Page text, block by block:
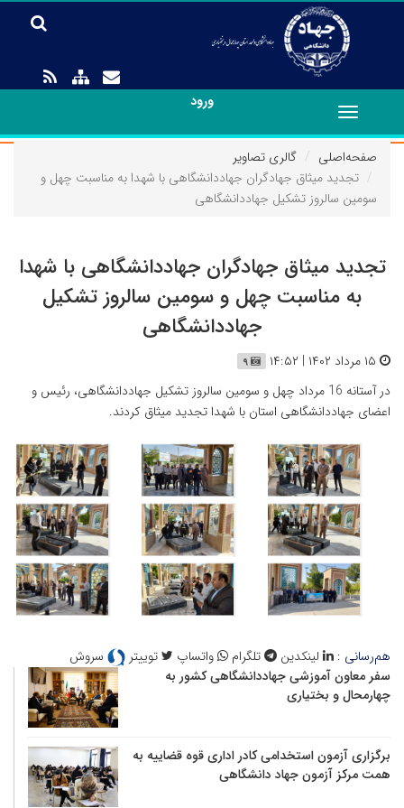
ورود
Toggle
navigation
صفحه‌اصلی
گالری تصاویر
تجدید میثاق جهادگران جهاددانشگاهی با شهدا به مناسبت چهل و
سومین سالروز تشکیل جهاددانشگاهی
تجدید میثاق جهادگران جهاددانشگاهی با شهدا
به مناسبت چهل و سومین سالروز تشکیل
جهاددانشگاهی
در آستانه 16 مرداد چهل و سومین سالروز تشکیل جهاددانشگاهی، رئیس و
اعضای جهاددانشگاهی استان با شهدا تجدید میثاق کردند.
هم‌رسانی : لینکدین تلگرام واتساپ توییتر
سروش
سفر معاون آموزشی جهاددانشگاهی کشور به
چهارمحال و بختیاری
برگزاری آزمون استخدامی کادر اداری قوه قضاییه به
همت مرکز آزمون جهاد دانشگاهی